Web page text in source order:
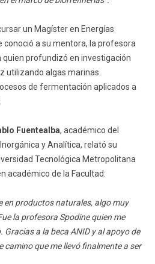
un Magíster en Energías
conoció a su mentora, la profesora
quien profundizó en investigación
utilizando algas marinas.
de fermentación aplicados a
Fuentealba, académico del
y Analítica, relató su
Tecnológica Metropolitana
académico de la Facultad:
en productos naturales, algo muy
la profesora Spodine quien me
a la beca ANID y al apoyo de
camino que me llevó finalmente a ser